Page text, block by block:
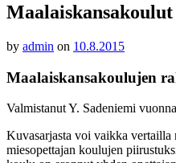
Maalaiskansakoulut
by admin on 10.8.2015
Maalaiskansakoulujen
Valmistanut Y. Sadeniemi
Kuvasarjasta voi vaikka vertailla
miesopettajan koulujen